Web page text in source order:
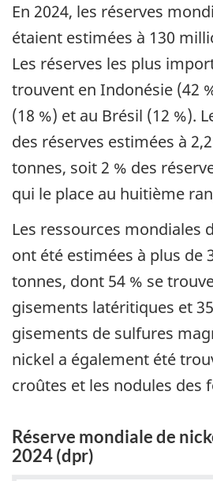
En 2024, les réserves
étaient estimées à 130
Les réserves les plus
trouvent en Indonésie (42
(18 %) et au Brésil (12 %).
des réserves estimées à
tonnes, soit 2 % des
qui le place au huitième
Les ressources mondiales
ont été estimées à plus de
tonnes, dont 54 % se
gisements latéritiques et
gisements de sulfures
nickel a également été
croûtes et les nodules des
Réserve mondiale de
2024 (dpr)